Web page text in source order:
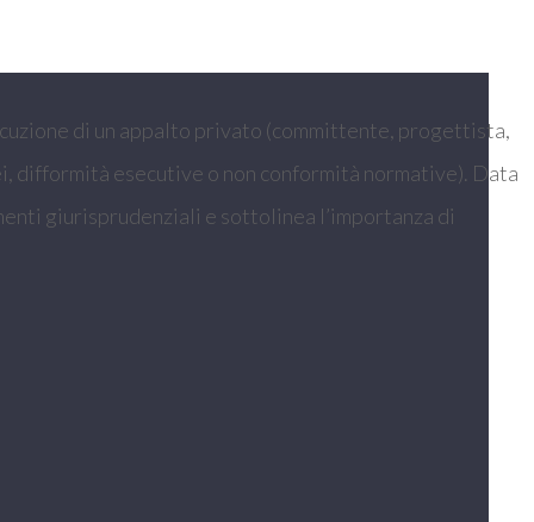
di un appalto privato (committente, progettista,
esecutive o non conformità normative). Data
giurisprudenziali e sottolinea l’importanza di